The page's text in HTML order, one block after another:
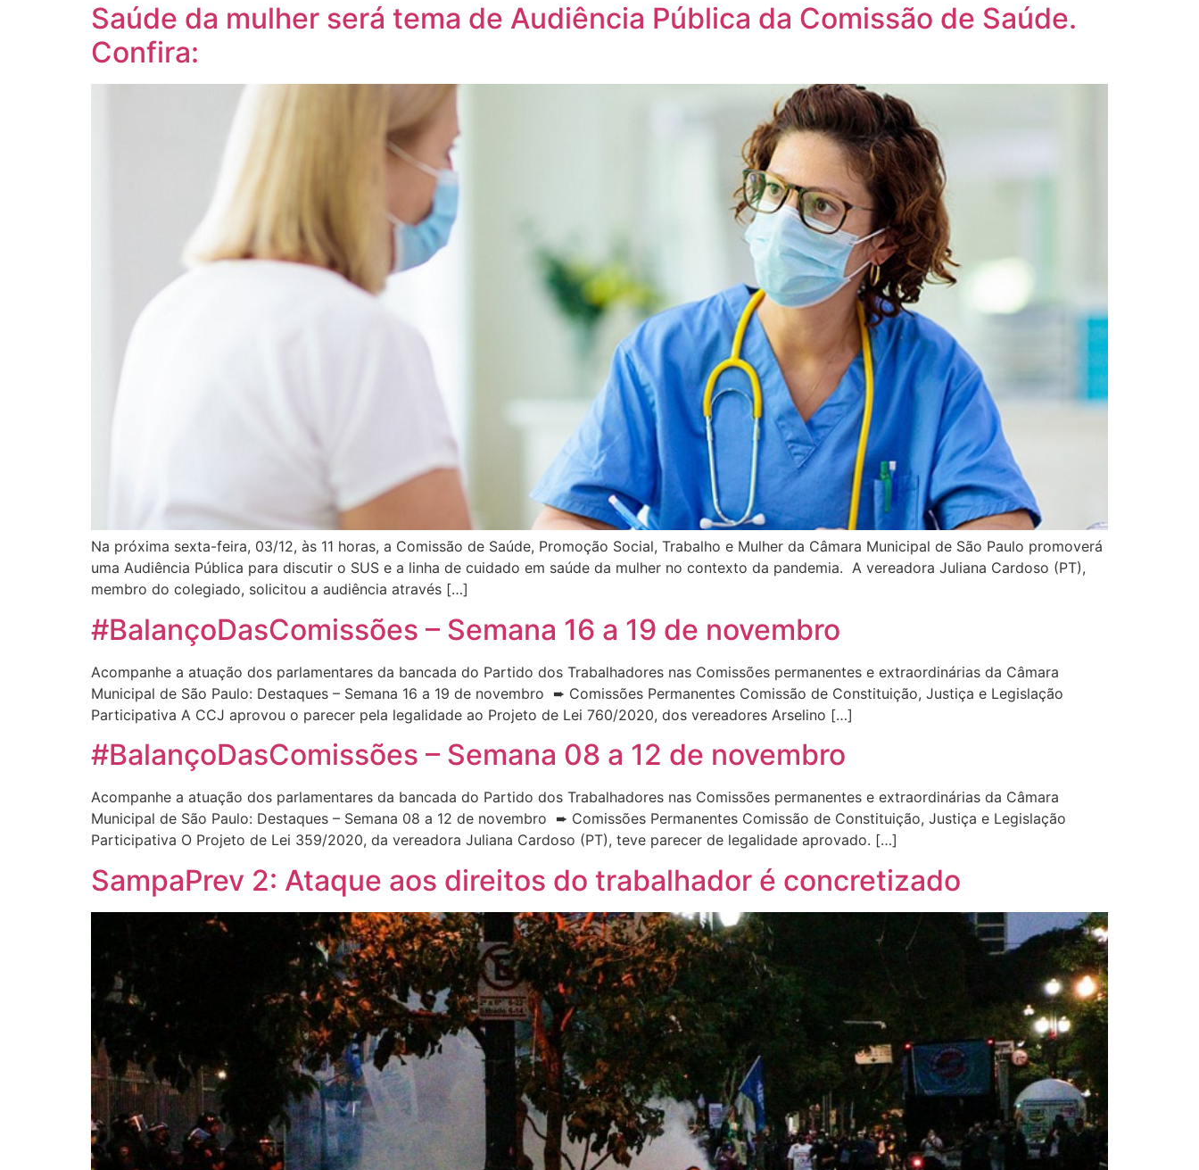
Saúde da mulher será tema de Audiência Pública da Comissão de Saúde.
Confira:
Na próxima sexta-feira, 03/12, às 11 horas, a Comissão de Saúde, Promoção Social, Trabalho e Mulher da Câmara Municipal de São Paulo promoverá
uma Audiência Pública para discutir o SUS e a linha de cuidado em saúde da mulher no contexto da pandemia. A vereadora Juliana Cardoso (PT),
membro do colegiado, solicitou a audiência através […]
#BalançoDasComissões – Semana 16 a 19 de novembro
Acompanhe a atuação dos parlamentares da bancada do Partido dos Trabalhadores nas Comissões permanentes e extraordinárias da Câmara
Municipal de São Paulo: Destaques – Semana 16 a 19 de novembro ➨ Comissões Permanentes Comissão de Constituição, Justiça e Legislação
Participativa A CCJ aprovou o parecer pela legalidade ao Projeto de Lei 760/2020, dos vereadores Arselino […]
#BalançoDasComissões – Semana 08 a 12 de novembro
Acompanhe a atuação dos parlamentares da bancada do Partido dos Trabalhadores nas Comissões permanentes e extraordinárias da Câmara
Municipal de São Paulo: Destaques – Semana 08 a 12 de novembro ➨ Comissões Permanentes Comissão de Constituição, Justiça e Legislação
Participativa O Projeto de Lei 359/2020, da vereadora Juliana Cardoso (PT), teve parecer de legalidade aprovado. […]
SampaPrev 2: Ataque aos direitos do trabalhador é concretizado